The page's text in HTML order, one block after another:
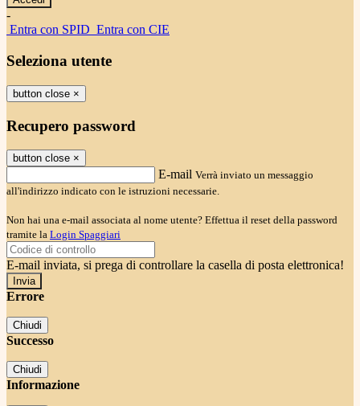
-
Entra con SPID Entra con CIE
Seleziona utente
button close ×
Recupero password
button close ×
E-mail Verrà inviato un messaggio
all'indirizzo indicato con le istruzioni necessarie.
Non hai una e-mail associata al nome utente? Effettua il reset della password
tramite la Login Spaggiari
E-mail inviata, si prega di controllare la casella di posta elettronica!
Errore
Chiudi
Successo
Chiudi
Informazione